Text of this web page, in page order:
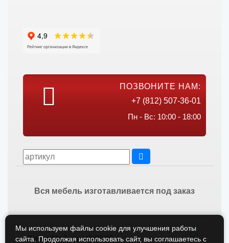
ПОЗВОНИТЕ НАМ:
+7 (812) 507-36-01
Пн - Вс: 10:00 - 18:00
Вся мебель изготавливается под заказ
Викос Мебель © 2026
Мы используем файлы cookie для улучшения работы
сайта. Продолжая использовать сайт, вы соглашаетесь с